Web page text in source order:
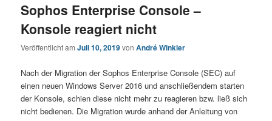
Sophos Enterprise Console –
Konsole reagiert nicht
Veröffentlicht amJuli 10, 2019vonAndré Winkler
Nach der Migration der Sophos Enterprise Console (SEC) auf
einen neuen Windows Server 2016 und anschließendem starten
der Konsole, schien diese nicht mehr zu reagieren bzw. ließ sich
nicht bedienen. Die Migration wurde anhand der Anleitung von